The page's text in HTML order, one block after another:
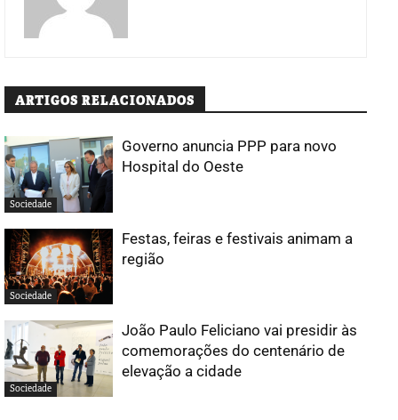
ARTIGOS RELACIONADOS
Sociedade
Governo anuncia PPP para novo
Hospital do Oeste
Sociedade
Festas, feiras e festivais animam a
região
Sociedade
João Paulo Feliciano vai presidir às
comemorações do centenário de
elevação a cidade